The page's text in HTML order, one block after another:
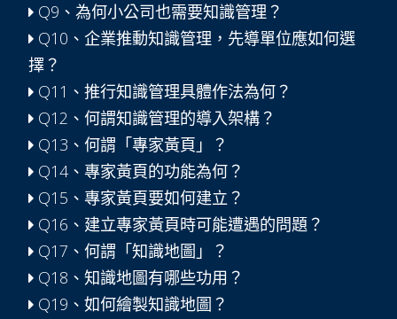
Q9、為何小公司也需要知識管理？
Q10、企業推動知識管理，先導單位應如何選
擇？
Q11、推行知識管理具體作法為何？
Q12、何謂知識管理的導入架構？
Q13、何謂「專家黃頁」？
Q14、專家黃頁的功能為何？
Q15、專家黃頁要如何建立？
Q16、建立專家黃頁時可能遭遇的問題？
Q17、何謂「知識地圖」？
Q18、知識地圖有哪些功用？
Q19、如何繪製知識地圖？